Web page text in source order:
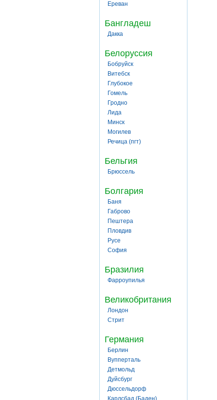
Ереван
Бангладеш
Дакка
Белоруссия
Бобруйск
Витебск
Глубокое
Гомель
Гродно
Лида
Минск
Могилев
Речица (пгт)
Бельгия
Брюссель
Болгария
Баня
Габрово
Пештера
Пловдив
Русе
София
Бразилия
Фарроупилья
Великобритания
Лондон
Стрит
Германия
Берлин
Вупперталь
Детмольд
Дуйсбург
Дюссельдорф
Карлсбад (Баден)